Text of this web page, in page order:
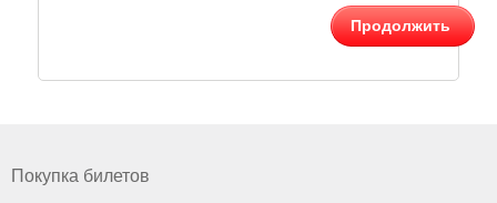
Продолжить
Покупка билетов